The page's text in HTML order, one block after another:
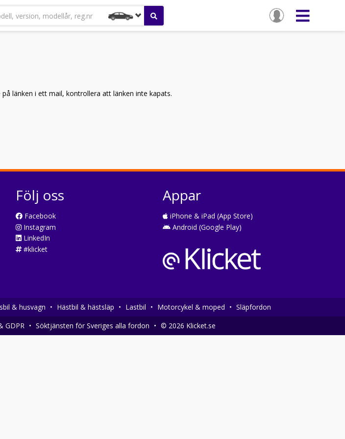
version, modellår, reg.nr
länken i ett mail, kontrollera att länken inte kapats.
Följ oss
Facebook
Instagram
LinkedIn
#klicket
Appar
iPhone & iPad (App Store)
Android (Google Play)
& husvagn • Hästbil & hästsläp • Lastbil • Motorcykel & moped • Släpfordon
GDPR • Söktjänsten för Sveriges alla fordon • © 2026 Klicket.se